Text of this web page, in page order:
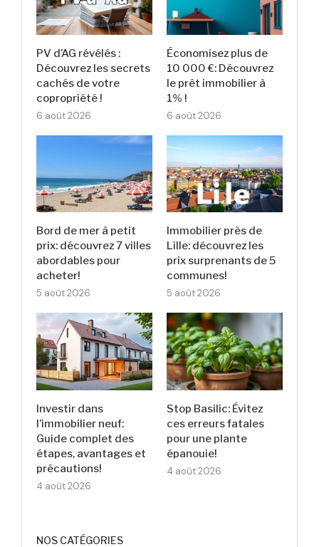
PV d’AG révélés :
Découvrez les secrets
cachés de votre
copropriété !
6 août 2026
Économisez plus de
10 000 €: Découvrez
le prêt immobilier à
1% !
6 août 2026
Bord de mer à petit
prix: découvrez 7 villes
abordables pour
acheter!
5 août 2026
Immobilier près de
Lille: découvrez les
prix surprenants de 5
communes!
5 août 2026
Investir dans
l’immobilier neuf:
Guide complet des
étapes, avantages et
précautions!
4 août 2026
Stop Basilic: Évitez
ces erreurs fatales
pour une plante
épanouie!
4 août 2026
NOS CATÉGORIES